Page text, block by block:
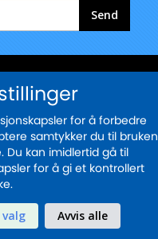
Send
for å forbedre
samtykker du til bruken
Du kan imidlertid gå til
for å gi et kontrollert
Avvis alle